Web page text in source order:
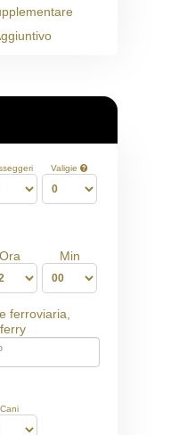
Valigie
Ora Min
ferroviaria,
Cani